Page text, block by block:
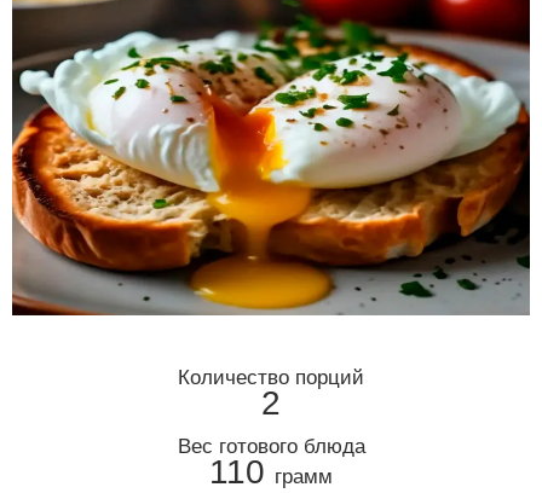
Количество порций
2
Вес готового блюда
110 грамм